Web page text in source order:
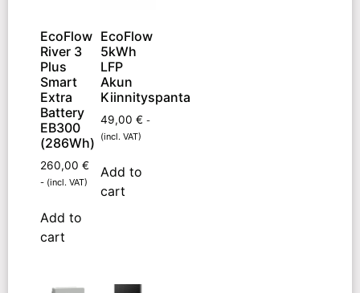
EcoFlow
River 3
Plus
Smart
Extra
Battery
EB300
(286Wh)
260,00 €
- (incl. VAT)
Add to
cart
EcoFlow
5kWh
LFP
Akun
Kiinnityspanta
49,00 € -
(incl. VAT)
Add to
cart